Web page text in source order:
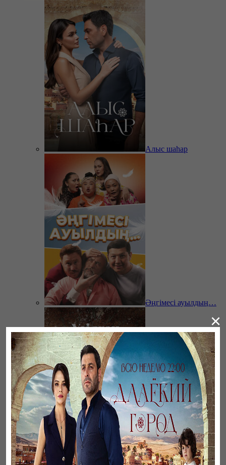
Алыс шаһар
Әңгімесі ауылдың…
Үзілген жапырақтар
×